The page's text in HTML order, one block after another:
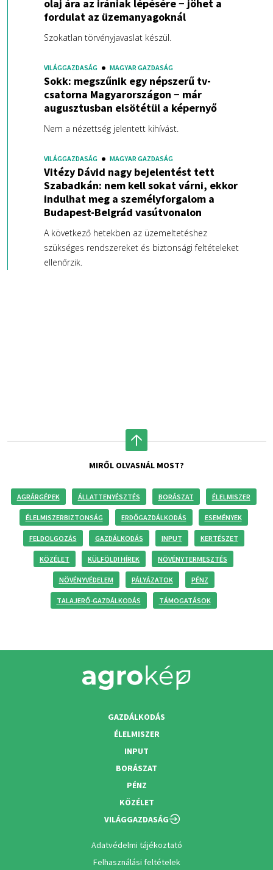
olaj ára az irániak lépésére − jöhet a
fordulat az üzemanyagoknál
Szokatlan törvényjavaslat készül.
VILÁGGAZDASÁG MAGYAR GAZDASÁG
Sokk: megszűnik egy népszerű tv-
csatorna Magyarországon − már
augusztusban elsötétül a képernyő
Nem a nézettség jelentett kihívást.
VILÁGGAZDASÁG MAGYAR GAZDASÁG
Vitézy Dávid nagy bejelentést tett
Szabadkán: nem kell sokat várni, ekkor
indulhat meg a személyforgalom a
Budapest-Belgrád vasútvonalon
A következő hetekben az üzemeltetéshez
szükséges rendszereket és biztonsági feltételeket
ellenőrzik.
MIRŐL OLVASNÁL MOST?
AGRÁRGÉPEK ÁLLATTENYÉSZTÉS BORÁSZAT ÉLELMISZER
ÉLELMISZERBIZTONSÁG ERDŐGAZDÁLKODÁS ESEMÉNYEK
FELDOLGOZÁS GAZDÁLKODÁS INPUT KERTÉSZET
KÖZÉLET KÜLFÖLDI HÍREK NÖVÉNYTERMESZTÉS
NÖVÉNYVÉDELEM PÁLYÁZATOK PÉNZ
TALAJERŐ-GAZDÁLKODÁS TÁMOGATÁSOK
GAZDÁLKODÁS
ÉLELMISZER
INPUT
BORÁSZAT
PÉNZ
KÖZÉLET
VILÁGGAZDASÁG
Adatvédelmi tájékoztató
Felhasználási feltételek